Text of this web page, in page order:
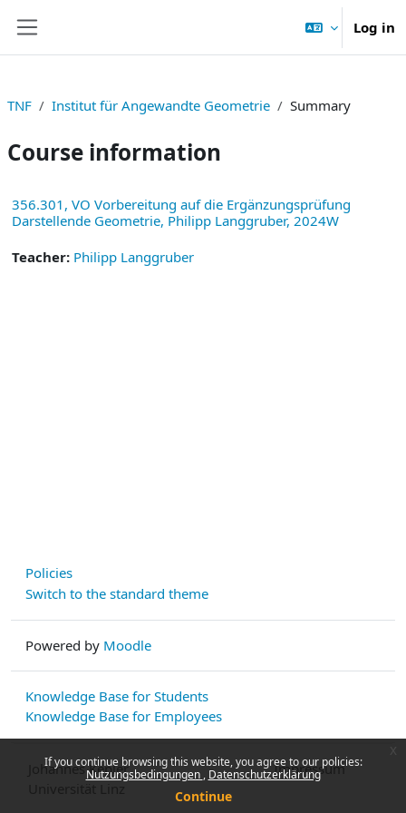
If you continue browsing this website, you agree to our policies:
Nutzungsbedingungen Datenschutzerklärung
Continue
Log in
TNF Institut für Angewandte Geometrie Summary
Course information
356.301, VO Vorbereitung auf die Ergänzungsprüfung
Darstellende Geometrie, Philipp Langgruber, 2024W
Teacher: Philipp Langgruber
Policies
Switch to the standard theme
Powered by Moodle
Knowledge Base for Students
Knowledge Base for Employees
Johannes Kepler
Impressum